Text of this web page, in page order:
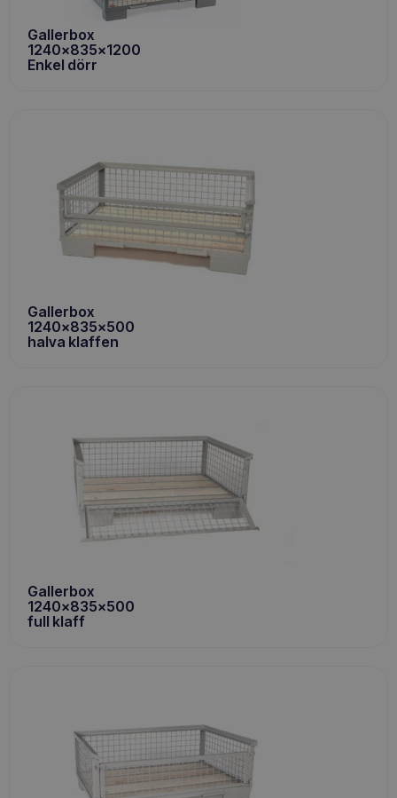
Gallerbox
1240x835x1200
Enkel dörr
Gallerbox
1240x835x500
halva klaffen
Gallerbox
1240x835x500
full klaff